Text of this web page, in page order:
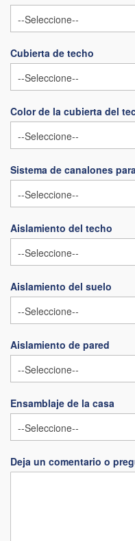
Cubierta de techo
Color de la cubierta del
Sistema de canalones
Aislamiento del techo
Aislamiento del suelo
Aislamiento de pared
Ensamblaje de la casa
Deja un comentario o